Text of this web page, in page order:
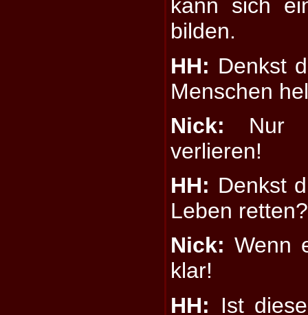
kann sich
bilden.
HH: Denkst
Menschen
Nick: Nur
verlieren!
HH: Denkst
Leben retten?
Nick: Wenn
klar!
HH: Ist